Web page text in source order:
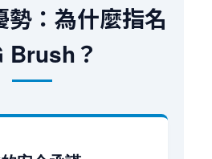
勢：為什麼指名
Brush？